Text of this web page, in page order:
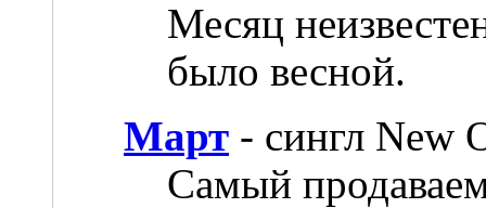
Месяц
было весной.
Март - сингл New
Самый